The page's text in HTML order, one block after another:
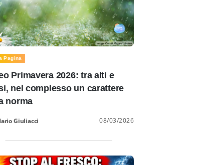
Pagina
Primavera 2026: tra alti e
nel complesso un carattere
norma
Giuliacci 08/03/2026